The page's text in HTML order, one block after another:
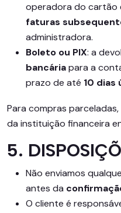
operadora do cartão
faturas
administradora.
Boleto ou PIX: a
bancáriapara a
prazo de até 10 dias
Para compras
da instituição financeira
5.
Não enviamos
antes da
O cliente é